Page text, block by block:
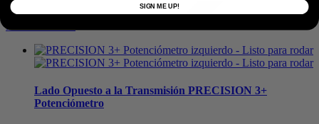
Más Productos
Lado Opuesto a la Transmisión PRECISION 3+
Potenciómetro
SIGN ME UP!